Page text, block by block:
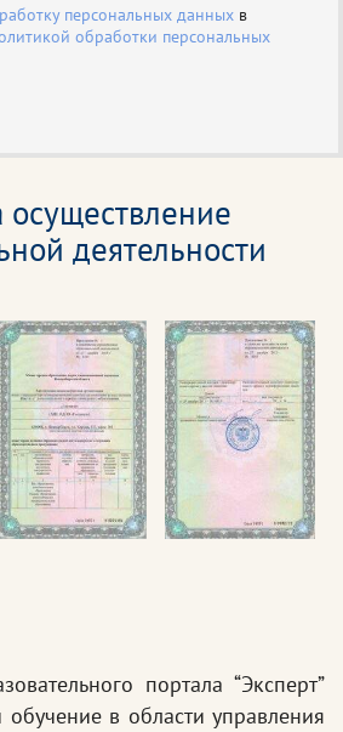
персональных данных в
обработки персональных
деятельности
портала “Эксперт”
в области управления